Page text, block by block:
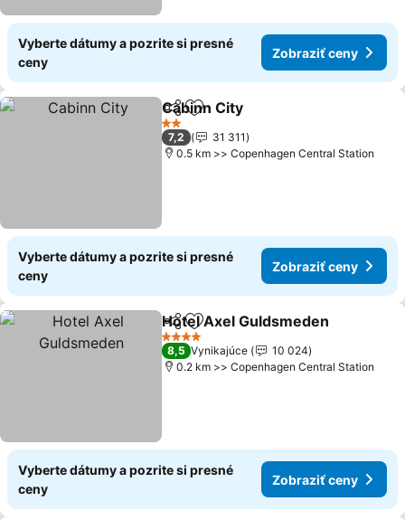
Vyberte dátumy a pozrite si presné
ceny
Zobraziť ceny
ZdieľaťPridať do obľúbených
Cabinn City
2 Počet hviezdičiek
7,2
31 311
0.5 km >> Copenhagen Central Station
Vyberte dátumy a pozrite si presné
ceny
Zobraziť ceny
ZdieľaťPridať do obľúbených
Hotel Axel Guldsmeden
4 Počet hviezdičiek
8,5 Vynikajúce
10 024
0.2 km >> Copenhagen Central Station
Vyberte dátumy a pozrite si presné
ceny
Zobraziť ceny